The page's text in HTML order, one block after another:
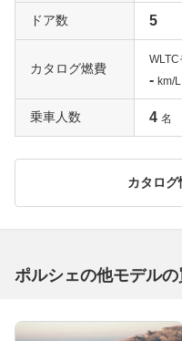
ドア数 5
カタログ燃費
- km/L
乗車人数 4 名
カタログ
ポルシェの他モデル